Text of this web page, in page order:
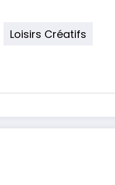
Loisirs Créatifs